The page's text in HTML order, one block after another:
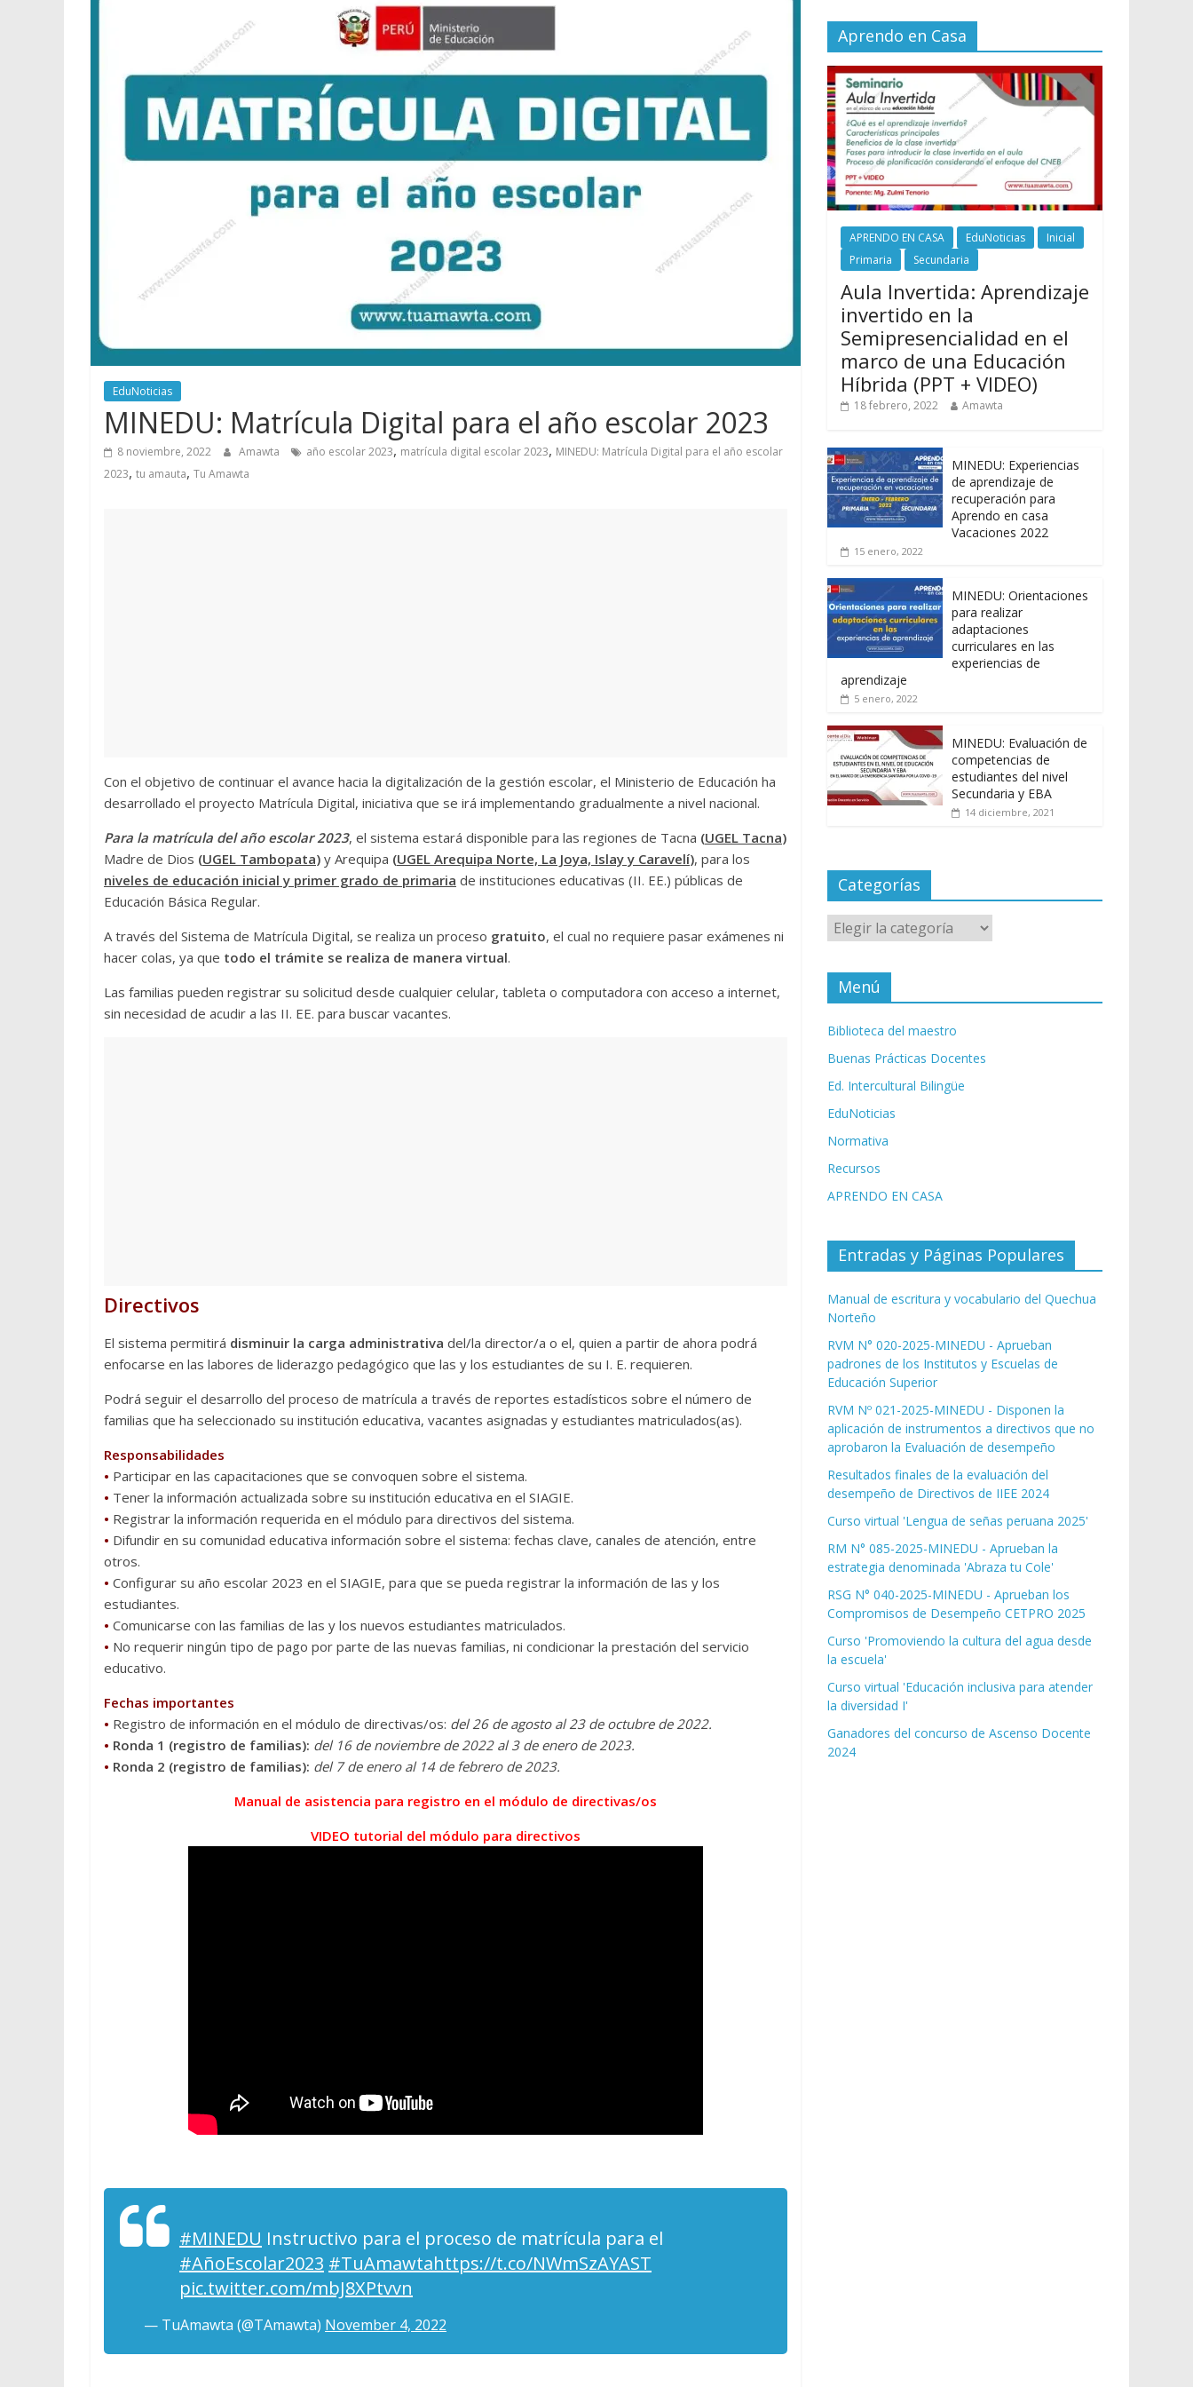
EduNoticias
MINEDU: Matrícula Digital para el año escolar 2023
8 noviembre, 2022 Amawta año escolar 2023, matrícula digital escolar 2023, MINEDU: Matrícula Digital para el año escolar
2023, tu amauta, Tu Amawta
Con el objetivo de continuar el avance hacia la digitalización de la gestión escolar, el Ministerio de Educación ha
desarrollado el proyecto Matrícula Digital, iniciativa que se irá implementando gradualmente a nivel nacional.
Para la matrícula del año escolar 2023, el sistema estará disponible para las regiones de Tacna (UGEL Tacna)
Madre de Dios (UGEL Tambopata) y Arequipa (UGEL Arequipa Norte, La Joya, Islay y Caravelí), para los
niveles de educación inicial y primer grado de primaria de instituciones educativas (II. EE.) públicas de
Educación Básica Regular.
A través del Sistema de Matrícula Digital, se realiza un proceso gratuito, el cual no requiere pasar exámenes ni
hacer colas, ya que todo el trámite se realiza de manera virtual.
Las familias pueden registrar su solicitud desde cualquier celular, tableta o computadora con acceso a internet,
sin necesidad de acudir a las II. EE. para buscar vacantes.
Directivos
El sistema permitirá disminuir la carga administrativa del/la director/a o el, quien a partir de ahora podrá
enfocarse en las labores de liderazgo pedagógico que las y los estudiantes de su I. E. requieren.
Podrá seguir el desarrollo del proceso de matrícula a través de reportes estadísticos sobre el número de
familias que ha seleccionado su institución educativa, vacantes asignadas y estudiantes matriculados(as).
Responsabilidades
• Participar en las capacitaciones que se convoquen sobre el sistema.
• Tener la información actualizada sobre su institución educativa en el SIAGIE.
• Registrar la información requerida en el módulo para directivos del sistema.
• Difundir en su comunidad educativa información sobre el sistema: fechas clave, canales de atención, entre
otros.
• Configurar su año escolar 2023 en el SIAGIE, para que se pueda registrar la información de las y los
estudiantes.
• Comunicarse con las familias de las y los nuevos estudiantes matriculados.
• No requerir ningún tipo de pago por parte de las nuevas familias, ni condicionar la prestación del servicio
educativo.
Fechas importantes
• Registro de información en el módulo de directivas/os: del 26 de agosto al 23 de octubre de 2022.
• Ronda 1 (registro de familias): del 16 de noviembre de 2022 al 3 de enero de 2023.
• Ronda 2 (registro de familias): del 7 de enero al 14 de febrero de 2023.
Manual de asistencia para registro en el módulo de directivas/os
VIDEO tutorial del módulo para directivos
#MINEDU Instructivo para el proceso de matrícula para el
#AñoEscolar2023 #TuAmawtahttps://t.co/NWmSzAYAST
pic.twitter.com/mbJ8XPtvvn
— TuAmawta (@TAmawta) November 4, 2022
Aprendo en Casa
APRENDO EN CASA EduNoticias
Inicial
Primaria
Secundaria
Aula Invertida: Aprendizaje
invertido en la
Semipresencialidad en el
marco de una Educación
Híbrida (PPT + VIDEO)
18 febrero, 2022 Amawta
MINEDU: Experiencias
de aprendizaje de
recuperación para
Aprendo en casa
Vacaciones 2022
15 enero, 2022
MINEDU: Orientaciones
para realizar
adaptaciones
curriculares en las
experiencias de
aprendizaje
5 enero, 2022
MINEDU: Evaluación de
competencias de
estudiantes del nivel
Secundaria y EBA
14 diciembre, 2021
Categorías
Categorías
Menú
Biblioteca del maestro
Buenas Prácticas Docentes
Ed. Intercultural Bilingüe
EduNoticias
Normativa
Recursos
APRENDO EN CASA
Entradas y Páginas Populares
Manual de escritura y vocabulario del Quechua
Norteño
RVM N° 020-2025-MINEDU - Aprueban
padrones de los Institutos y Escuelas de
Educación Superior
RVM Nº 021-2025-MINEDU - Disponen la
aplicación de instrumentos a directivos que no
aprobaron la Evaluación de desempeño
Resultados finales de la evaluación del
desempeño de Directivos de IIEE 2024
Curso virtual 'Lengua de señas peruana 2025'
RM N° 085-2025-MINEDU - Aprueban la
estrategia denominada 'Abraza tu Cole'
RSG N° 040-2025-MINEDU - Aprueban los
Compromisos de Desempeño CETPRO 2025
Curso 'Promoviendo la cultura del agua desde
la escuela'
Curso virtual 'Educación inclusiva para atender
la diversidad I'
Ganadores del concurso de Ascenso Docente
2024